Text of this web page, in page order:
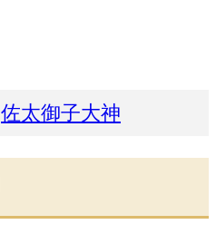
佐太御子大神